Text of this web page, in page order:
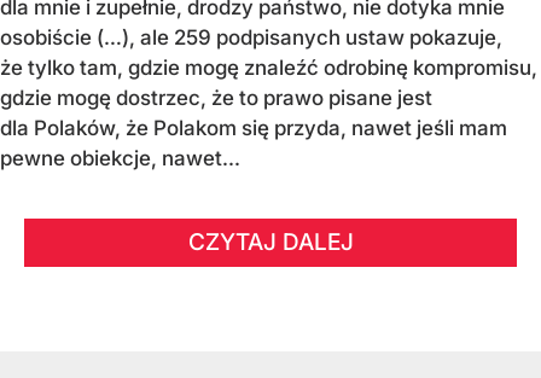
dla mnie i zupełnie, drodzy państwo, nie dotyka mnie
osobiście (…), ale 259 podpisanych ustaw pokazuje,
że tylko tam, gdzie mogę znaleźć odrobinę kompromisu,
gdzie mogę dostrzec, że to prawo pisane jest
dla Polaków, że Polakom się przyda, nawet jeśli mam
pewne obiekcje, nawet...
CZYTAJ DALEJ